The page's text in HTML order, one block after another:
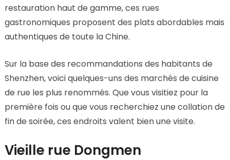
restauration haut de gamme, ces rues
gastronomiques proposent des plats abordables mais
authentiques de toute la Chine.
Sur la base des recommandations des habitants de
Shenzhen, voici quelques-uns des marchés de cuisine
de rue les plus renommés. Que vous visitiez pour la
première fois ou que vous recherchiez une collation de
fin de soirée, ces endroits valent bien une visite.
Vieille rue Dongmen